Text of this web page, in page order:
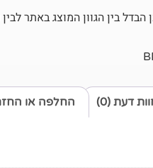
הבדל בין הגוון המוצג באתר
דעת (0) החלפה או